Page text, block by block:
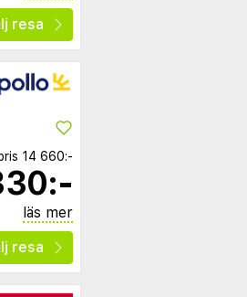
resa
14 660:-
läs mer
resa